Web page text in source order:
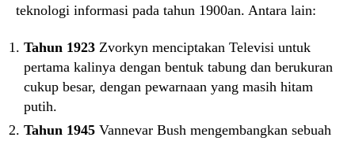
teknologi informasi pada tahun 1900an. Antara lain:
Tahun 1923 Zvorkyn menciptakan Televisi untuk
pertama kalinya dengan bentuk tabung dan berukuran
cukup besar, dengan pewarnaan yang masih hitam
putih.
Tahun 1945 Vannevar Bush mengembangkan sebuah